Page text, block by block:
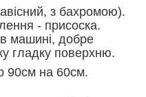
з бахромою).
- присоска.
машині, добре
гладку поверхню.
90см на 60см.